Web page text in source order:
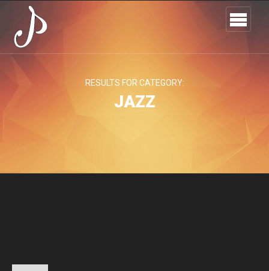
RESULTS FOR CATEGORY:
JAZZ